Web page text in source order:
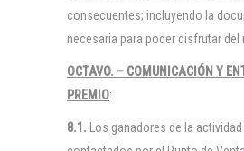
consecuentes; incluyendo la
necesaria para poder disfrutar del
OCTAVO. – COMUNICACIÓN Y
PREMIO:
8.1. Los ganadores de la